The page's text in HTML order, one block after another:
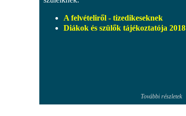
A felvételiről - tizedikeseknek
Diákok és szülők tájékoztatója 2018
További részletek